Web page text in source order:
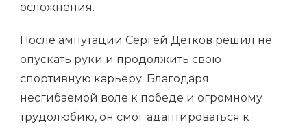
осложнения.
После ампутации Сергей Детков решил не
опускать руки и продолжить свою
спортивную карьеру. Благодаря
несгибаемой воле к победе и огромному
трудолюбию, он смог адаптироваться к